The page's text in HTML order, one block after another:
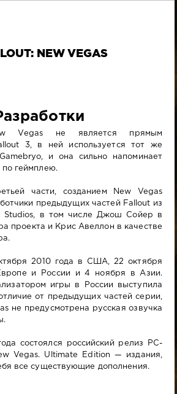
NEW VEGAS
Vegas не является прямым
3, в ней используется тот же
и она сильно напоминает
геймплею.
части, созданием New Vegas
предыдущих частей Fallout из
Studios, в том числе Джош Сойер в
проекта и Крис Авеллон в качестве
2010 года в США, 22 октября
и России и 4 ноября в Азии.
игры в России выступила
от предыдущих частей серии,
не предусмотрена русская озвучка
состоялся российский релиз PC-
Vegas. Ultimate Edition — издания,
все существующие дополнения.